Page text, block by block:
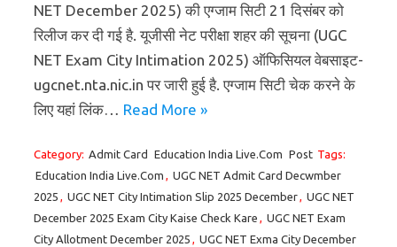
NET December 2025) की एग्जाम सिटी 21 दिसंबर को
रिलीज कर दी गई है. यूजीसी नेट परीक्षा शहर की सूचना (UGC
NET Exam City Intimation 2025) ऑफिसियल वेबसाइट-
ugcnet.nta.nic.in पर जारी हुई है. एग्जाम सिटी चेक करने के
लिए यहां लिंक… Read More »
Category: Admit Card Education India Live.Com Post Tags:
Education India Live.Com , UGC NET Admit Card Decwmber
2025 , UGC NET City Intimation Slip 2025 December, UGC NET
December 2025 Exam City Kaise Check Kare , UGC NET Exam
City Allotment December 2025 , UGC NET Exma City December